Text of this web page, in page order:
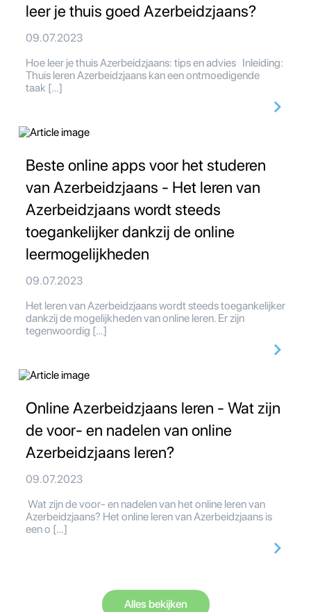
leer je thuis goed Azerbeidzjaans?
09.07.2023
Hoe leer je thuis Azerbeidzjaans: tips en advies Inleiding:
Thuis leren Azerbeidzjaans kan een ontmoedigende
taak […]
Beste online apps voor het studeren
van Azerbeidzjaans - Het leren van
Azerbeidzjaans wordt steeds
toegankelijker dankzij de online
leermogelijkheden
09.07.2023
Het leren van Azerbeidzjaans wordt steeds toegankelijker
dankzij de mogelijkheden van online leren. Er zijn
tegenwoordig […]
Online Azerbeidzjaans leren - Wat zijn
de voor- en nadelen van online
Azerbeidzjaans leren?
09.07.2023
Wat zijn de voor- en nadelen van het online leren van
Azerbeidzjaans? Het online leren van Azerbeidzjaans is
een o […]
Alles bekijken